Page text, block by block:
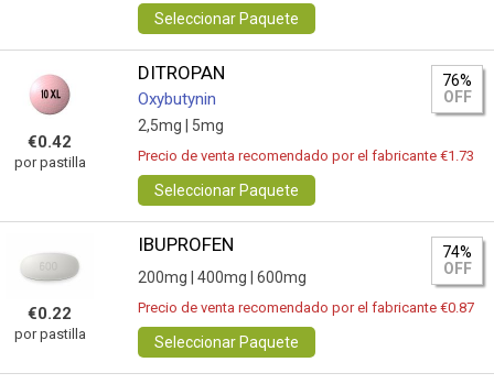
Seleccionar Paquete
€0.42
por pastilla
DITROPAN
Oxybutynin
2,5mg | 5mg
76%
OFF
Precio de venta recomendado por el fabricante €1.73
Seleccionar Paquete
€0.22
por pastilla
IBUPROFEN
200mg | 400mg | 600mg
74%
OFF
Precio de venta recomendado por el fabricante €0.87
Seleccionar Paquete